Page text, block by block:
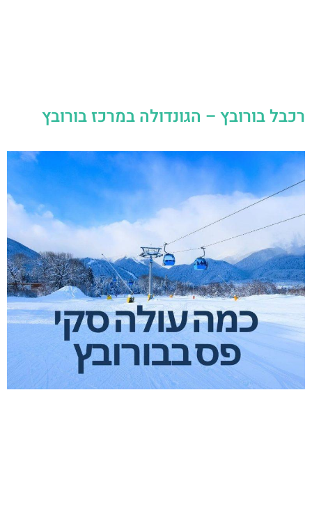
רכבל בורובץ – הגונדולה במרכז בורובץ